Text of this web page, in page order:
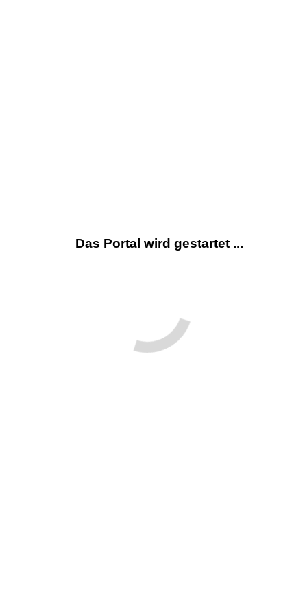
Das Portal wird gestartet ...